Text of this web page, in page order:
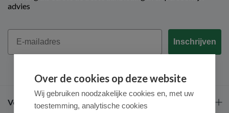
advies
Email
Inschrijven
Veel gestelde vragen
Over de cookies op deze website
Wij gebruiken noodzakelijke cookies en, met uw
toestemming, analytische cookies